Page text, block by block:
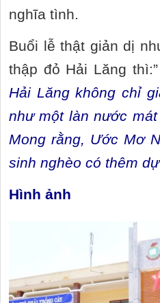
nghĩa tình.
Buổi lễ thật giản dị
thập đỏ Hải Lăng
Hải Lăng không chỉ
như một làn nước
Mong rằng, Ước Mơ
sinh nghèo có thêm
Hình ảnh